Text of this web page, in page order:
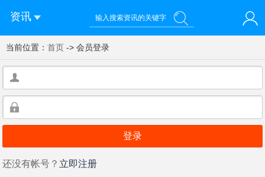
资讯
您好！欢迎来到济南西站棒极网-济南西部新城社区新媒体综
当前位置： 首页 -> 会员登录
户
名：
户
还没有帐号？ 立即注册